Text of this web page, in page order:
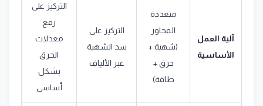
آلية العمل
الأساسية
متعددة
المحاور
(شهية +
حرق +
طاقة)
التركيز على
سد الشهية
عبر الألياف
التركيز على
رفع
معدلات
الحرق
بشكل
أساسي